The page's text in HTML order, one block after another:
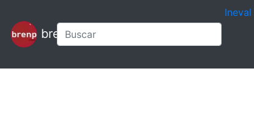
brenp
Ineval